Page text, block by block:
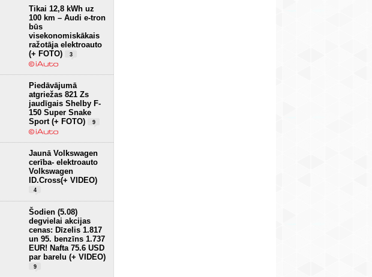
Tikai 12,8 kWh uz
100 km – Audi e-tron
būs
visekonomiskākais
ražotāja elektroauto
(+ FOTO)
3
Piedāvājumā
atgriežas 821 Zs
jaudīgais Shelby F-
150 Super Snake
Sport (+ FOTO)
9
Jaunā Volkswagen
cerība- elektroauto
Volkswagen
ID.Cross(+ VIDEO)
4
Šodien (5.08)
degvielai akcijas
cenas: Dīzelis 1.817
un 95. benzīns 1.737
EUR! Nafta 75.6 USD
par barelu (+ VIDEO)
9